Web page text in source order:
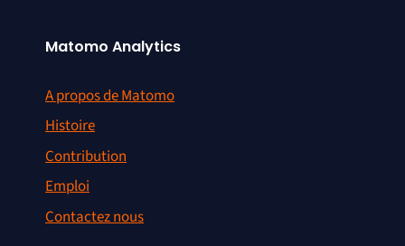
Matomo Analytics
A propos de Matomo
Histoire
Contribution
Emploi
Contactez nous